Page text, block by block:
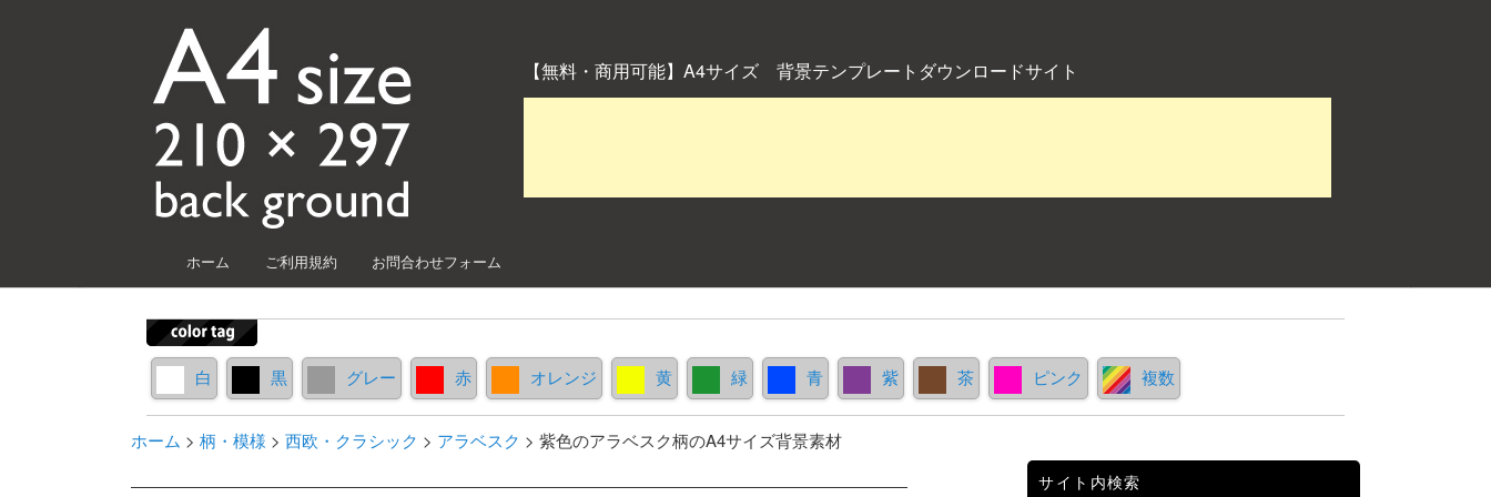
【無料・商用可能】A4サイズ 背景テンプレートダウンロードサイト
メインコンテンツへ移動
サブコンテンツへ移動
ホーム ご利用規約 お問合わせフォーム
白 黒 グレー 赤 オレンジ 黄 緑 青 紫 茶 ピンク 複数
ホーム > 柄・模様 > 西欧・クラシック > アラベスク > 紫色のアラベスク柄のA4サイズ背景素材
サイト内検索